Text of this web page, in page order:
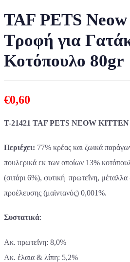
TAF PETS
Τροφή για
Κοτόπουλο 80gr
€0,60
T-21421 TAF PETS NEOW
Περιέχει: 77% κρέας και ζωικά
πουλερικά εκ των οποίων 13%
(σιτάρι 6%), φυτική πρωτεΐνη,
προέλευσης (μαϊντανός) 0,001%.
Συστατικά:
Ακ. πρωτεΐνη: 8,0%
Ακ. έλαια & λίπη: 5,2%